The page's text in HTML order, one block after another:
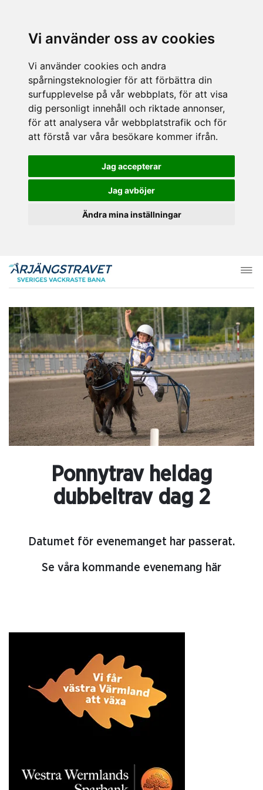
Vi använder oss av cookies
Vi använder cookies och andra
spårningsteknologier för att förbättra din
surfupplevelse på vår webbplats, för att visa
dig personligt innehåll och riktade annonser,
för att analysera vår webbplatstrafik och för
att förstå var våra besökare kommer ifrån.
Jag accepterar
Jag avböjer
Ändra mina inställningar
Ponnytrav heldag
dubbeltrav dag 2
Datumet för evenemanget har passerat.
Se våra kommande evenemang här